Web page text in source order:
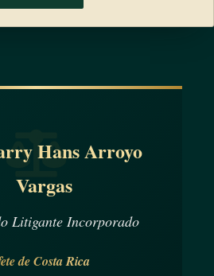
Hans Arroyo
Vargas
Litigante Incorporado
de Costa Rica